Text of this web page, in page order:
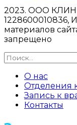
2023. ООО
1228600010836,
материалов
запрещено
О нас
Отделения
Запись к
Контакты